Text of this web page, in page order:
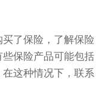
了保险，了解保险
保险产品可能包括
这种情况下，联系